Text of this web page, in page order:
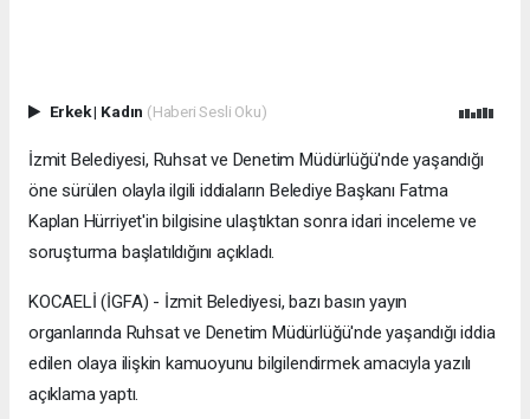
Erkek| Kadın (Haberi Sesli Oku)
İzmit Belediyesi, Ruhsat ve Denetim Müdürlüğü'nde yaşandığı
öne sürülen olayla ilgili iddiaların Belediye Başkanı Fatma
Kaplan Hürriyet'in bilgisine ulaştıktan sonra idari inceleme ve
soruşturma başlatıldığını açıkladı.
KOCAELİ (İGFA) - İzmit Belediyesi, bazı basın yayın
organlarında Ruhsat ve Denetim Müdürlüğü'nde yaşandığı iddia
edilen olaya ilişkin kamuoyunu bilgilendirmek amacıyla yazılı
açıklama yaptı.